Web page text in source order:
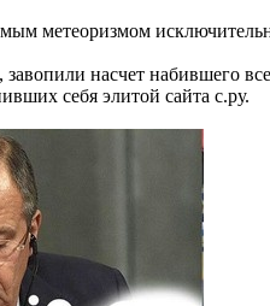
метеоризмом
насчет набившего
себя элитой сайта с.ру.